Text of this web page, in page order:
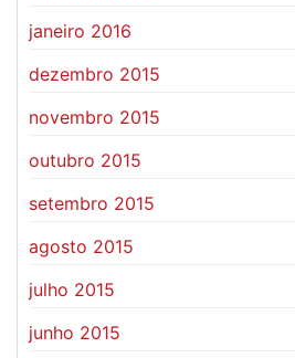
janeiro 2016
dezembro 2015
novembro 2015
outubro 2015
setembro 2015
agosto 2015
julho 2015
junho 2015